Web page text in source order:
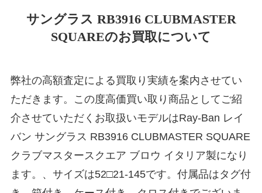
サングラス RB3916 CLUBMASTER
SQUAREのお買取について
弊社の高額査定による買取り実績を案内させてい
ただきます。この度高価買い取り商品としてご紹
介させていただくお取扱いモデルはRay-Ban レイ
バン サングラス RB3916 CLUBMASTER SQUARE
クラブマスタースクエア ブロウ イタリア製になり
ます。、サイズは52□21-145です。付属品はタグ付